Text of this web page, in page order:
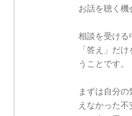
お話を聴く機
相談を受ける
「答え」だ
うことです。
まずは自分
えなかった